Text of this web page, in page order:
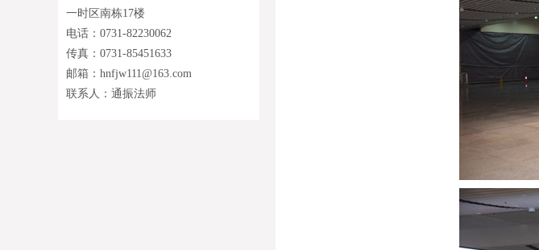
一时区南栋17楼
电话：0731-82230062
传真：0731-85451633
邮箱：hnfjw111@163.com
联系人：通振法师